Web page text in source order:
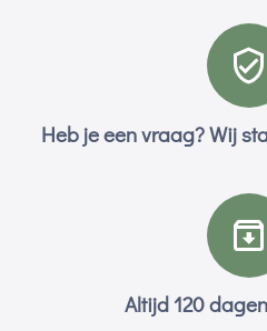
Heb je een vraag? Wij
Altijd 120